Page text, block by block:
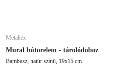
Metaltex
Mural bútorelem - tárolódoboz
Bambusz, natúr színű, 19x15 cm